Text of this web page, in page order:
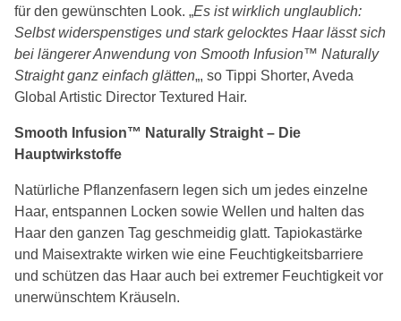
für den gewünschten Look. „Es ist wirklich unglaublich:
Selbst widerspenstiges und stark gelocktes Haar lässt sich
bei längerer Anwendung von Smooth Infusion™ Naturally
Straight ganz einfach glätten„, so Tippi Shorter, Aveda
Global Artistic Director Textured Hair.
Smooth Infusion™ Naturally Straight – Die
Hauptwirkstoffe
Natürliche Pflanzenfasern legen sich um jedes einzelne
Haar, entspannen Locken sowie Wellen und halten das
Haar den ganzen Tag geschmeidig glatt. Tapiokastärke
und Maisextrakte wirken wie eine Feuchtigkeitsbarriere
und schützen das Haar auch bei extremer Feuchtigkeit vor
unerwünschtem Kräuseln.